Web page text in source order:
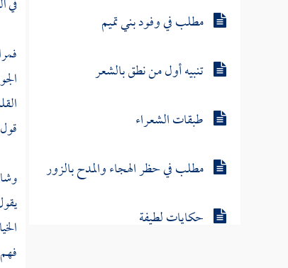
مطلب في وفود بني تميم
تنبيه أول من نطق بالشعر
طبقات الشعراء
مطلب في حظر الهجاء والمدح بالزور
حكايات لطيفة
في